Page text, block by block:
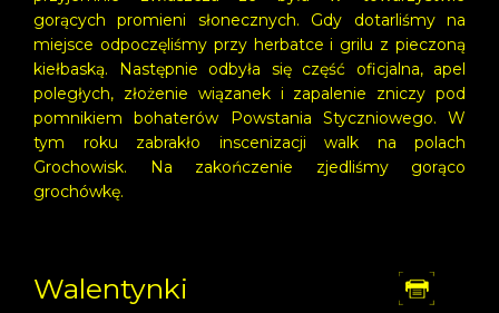
gorących promieni słonecznych. Gdy dotarliśmy na
miejsce odpoczęliśmy przy herbatce i grilu z pieczoną
kiełbaską. Następnie odbyła się część oficjalna, apel
poległych, złożenie wiązanek i zapalenie zniczy pod
pomnikiem bohaterów Powstania Styczniowego. W
tym roku zabrakło inscenizacji walk na polach
Grochowisk. Na zakończenie zjedliśmy gorąco
grochówkę.
Walentynki